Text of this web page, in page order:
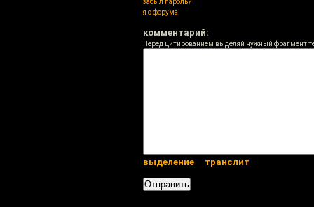
забыл пароль?
я с форума!
комментарий:
Перед цитированием выделяй нужный фрагмент
выделение транслит